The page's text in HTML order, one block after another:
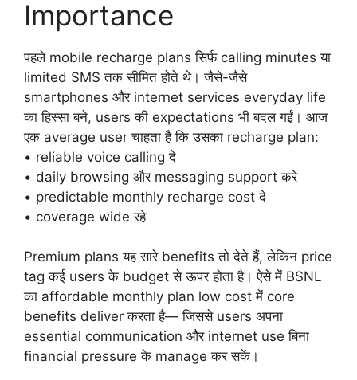
Importance
पहले mobile recharge plans सिर्फ calling minutes या
limited SMS तक सीमित होते थे। जैसे-जैसे
smartphones और internet services everyday life
का हिस्सा बने, users की expectations भी बदल गईं। आज
एक average user चाहता है कि उसका recharge plan:
• reliable voice calling दे
• daily browsing और messaging support करे
• predictable monthly recharge cost दे
• coverage wide रहे
Premium plans यह सारे benefits तो देते हैं, लेकिन price
tag कई users के budget से ऊपर होता है। ऐसे में BSNL
का affordable monthly plan low cost में core
benefits deliver करता है— जिससे users अपना
essential communication और internet use बिना
financial pressure के manage कर सकें।